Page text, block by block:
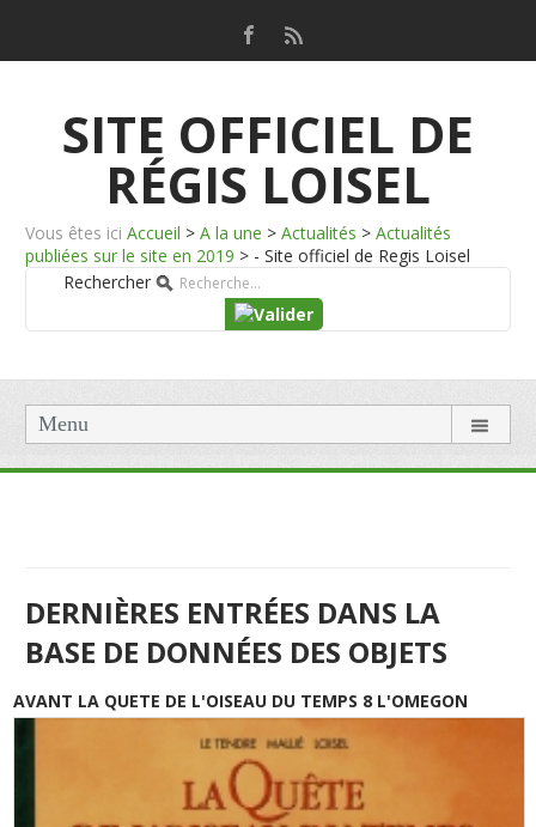
SITE OFFICIEL DE
RÉGIS LOISEL
Vous êtes ici Accueil > A la une > Actualités > Actualités
publiées sur le site en 2019 > - Site officiel de Regis Loisel
Rechercher
Menu
DERNIÈRES ENTRÉES DANS LA
BASE DE DONNÉES DES OBJETS
AVANT LA QUETE DE L'OISEAU DU TEMPS 8 L'OMEGON